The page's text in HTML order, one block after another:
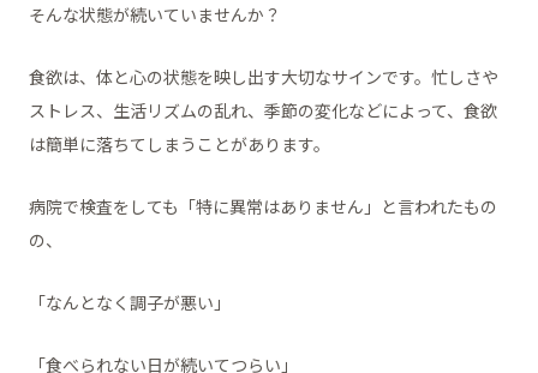
そんな状態が続いていませんか？
食欲は、体と心の状態を映し出す大切なサインです。忙しさや
ストレス、生活リズムの乱れ、季節の変化などによって、食欲
は簡単に落ちてしまうことがあります。
病院で検査をしても「特に異常はありません」と言われたもの
の、
「なんとなく調子が悪い」
「食べられない日が続いてつらい」